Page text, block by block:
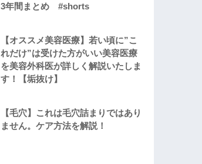
3年間まとめ #shorts
【オススメ美容医療】若い頃に”こ
れだけ”は受けた方がいい美容医療
を美容外科医が詳しく解説いたしま
す！【垢抜け】
【毛穴】これは毛穴詰まりではあり
ません。ケア方法を解説！